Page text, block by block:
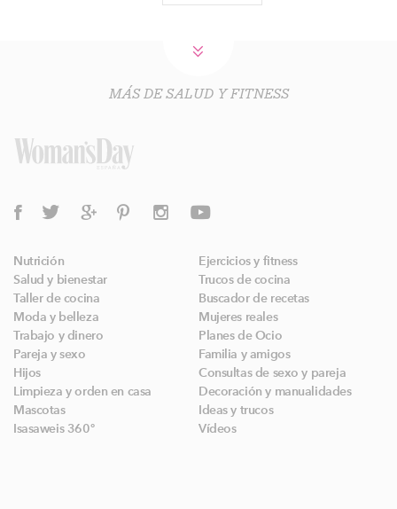
MÁS DE SALUD Y FITNESS
Nutrición
Ejercicios y fitness
Salud y bienestar
Trucos de cocina
Taller de cocina
Buscador de recetas
Moda y belleza
Mujeres reales
Trabajo y dinero
Planes de Ocio
Pareja y sexo
Familia y amigos
Hijos
Consultas de sexo y pareja
Limpieza y orden en casa
Decoración y manualidades
Mascotas
Ideas y trucos
Isasaweis 360º
Vídeos